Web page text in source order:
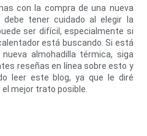
con la compra de una nueva
tener cuidado al elegir la
ser difícil, especialmente si
está buscando. Si está
almohadilla térmica, siga
reseñas en línea sobre esto y
leer este blog, ya que le diré
mejor trato posible.